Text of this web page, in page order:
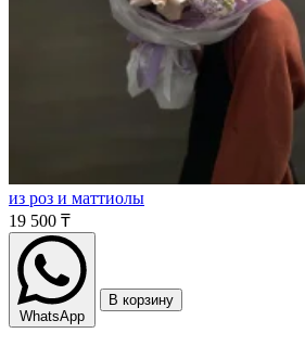
из роз и маттиолы
19 500 ₸
WhatsApp
В корзину